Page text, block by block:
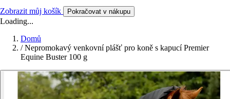
Zobrazit můj košík Pokračovat v nákupu
Loading...
Domů
/ Nepromokavý venkovní plášť pro koně s kapucí Premier
Equine Buster 100 g